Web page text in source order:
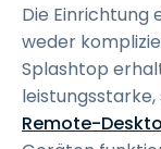
Die Einrichtung
weder
Splashtop
Remote-